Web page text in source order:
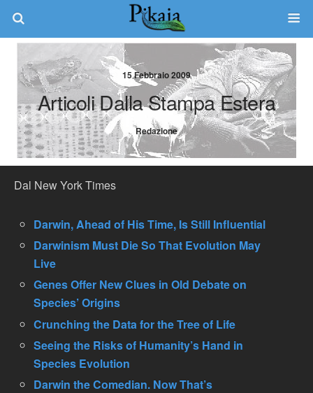
15 Febbraio 2009
Articoli Dalla Stampa Estera
Redazione
Dal New York Times
Darwin, Ahead of His Time, Is Still Influential
Darwinism Must Die So That Evolution May
Live
Genes Offer New Clues in Old Debate on
Species’ Origins
Crunching the Data for the Tree of Life
Seeing the Risks of Humanity’s Hand in
Species Evolution
Darwin the Comedian. Now That’s